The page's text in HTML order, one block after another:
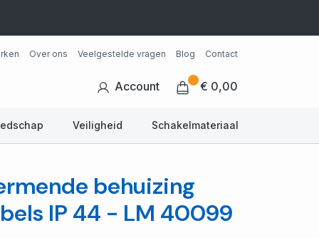
Over ons Veelgestelde vragen Blog Contact
Account € 0,00
Veiligheid Schakelmateriaal
behuizing
IP 44 - LM 40099